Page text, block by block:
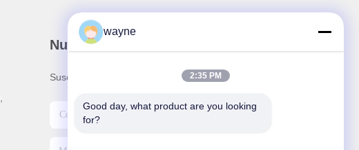
Nuestro boletín
Suscríbete a nuestro boletín para obtener descuentos y más.
wayne
2:35 PM
Good day, what product are you looking
for?